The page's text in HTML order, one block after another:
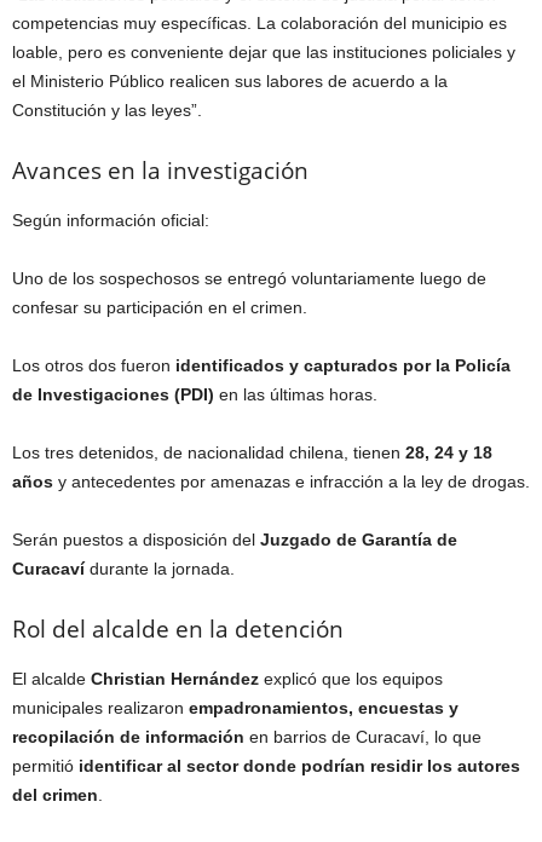
competencias muy específicas. La colaboración del municipio es
loable, pero es conveniente dejar que las instituciones policiales y
el Ministerio Público realicen sus labores de acuerdo a la
Constitución y las leyes”.
Avances en la investigación
Según información oficial:
Uno de los sospechosos se entregó voluntariamente luego de
confesar su participación en el crimen.
Los otros dos fueron identificados y capturados por la Policía
de Investigaciones (PDI) en las últimas horas.
Los tres detenidos, de nacionalidad chilena, tienen 28, 24 y 18
años y antecedentes por amenazas e infracción a la ley de drogas.
Serán puestos a disposición del Juzgado de Garantía de
Curacavídurante la jornada.
Rol del alcalde en la detención
El alcalde Christian Hernández explicó que los equipos
municipales realizaron empadronamientos, encuestas y
recopilación de información en barrios de Curacaví, lo que
permitió identificar al sector donde podrían residir los autores
del crimen